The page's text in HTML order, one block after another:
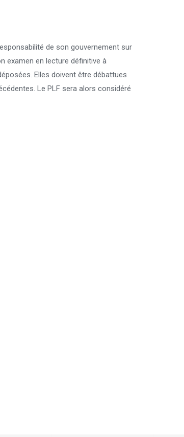
de son gouvernement sur
examen en lecture définitive à
Elles doivent être débattues
Le PLF sera alors considéré